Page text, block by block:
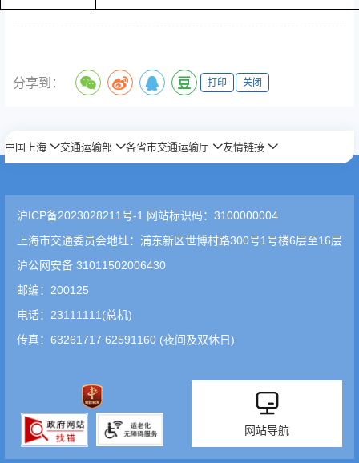
分享到： 打印 关闭
中国上海 交通运输部 各省市交通运输厅 友情链接
沪ICP备2023028211号-1 网站标识码：3100000004
上海市交通委员会地址：浦东新区世博村路300号1号楼6层至16层
沪公网安备 31011502006430
邮编：200125
电话：23111111(总机)
传真：63261717 62591160 (夜间及双休日)
网站导航